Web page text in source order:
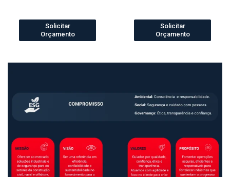
Solicitar
Orçamento
Solicitar
Orçamento